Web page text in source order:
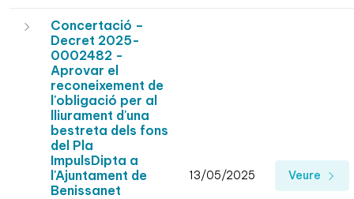
Concertació –
Decret 2025-
0002482 -
Aprovar el
reconeixement de
l'obligació per al
lliurament d'una
bestreta dels fons
del Pla
ImpulsDipta a
l'Ajuntament de
Benissanet
13/05/2025 Veure